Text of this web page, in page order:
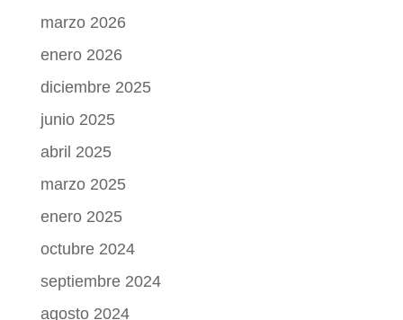
marzo 2026
enero 2026
diciembre 2025
junio 2025
abril 2025
marzo 2025
enero 2025
octubre 2024
septiembre 2024
agosto 2024